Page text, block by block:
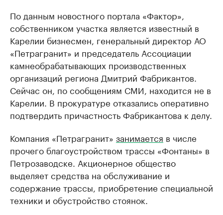
По данным новостного портала «Фактор»,
собственником участка является известный в
Карелии бизнесмен, генеральный директор АО
«Петрагранит» и председатель Ассоциации
камнеобрабатывающих производственных
организаций региона Дмитрий Фабрикантов.
Сейчас он, по сообщениям СМИ, находится не в
Карелии. В прокуратуре отказались оперативно
подтвердить причастность Фабрикантова к делу.
Компания «Петрагранит» занимается в числе
прочего благоустройством трассы «Фонтаны» в
Петрозаводске. Акционерное общество
выделяет средства на обслуживание и
содержание трассы, приобретение специальной
техники и обустройство стоянок.